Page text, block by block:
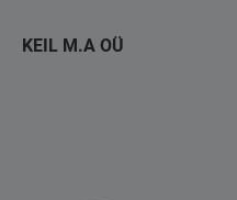
KEIL M.A OÜ